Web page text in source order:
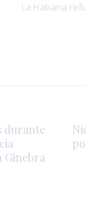
La Habana
durante
Ginebra